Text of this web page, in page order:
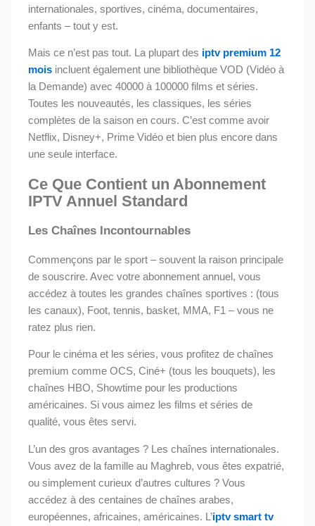
internationales, sportives, cinéma, documentaires,
enfants – tout y est.
Mais ce n’est pas tout. La plupart des iptv premium 12
mois incluent également une bibliothèque VOD (Vidéo à
la Demande) avec 40000 à 100000 films et séries.
Toutes les nouveautés, les classiques, les séries
complètes de la saison en cours. C’est comme avoir
Netflix, Disney+, Prime Vidéo et bien plus encore dans
une seule interface.
Ce Que Contient un Abonnement
IPTV Annuel Standard
Les Chaînes Incontournables
Commençons par le sport – souvent la raison principale
de souscrire. Avec votre abonnement annuel, vous
accédez à toutes les grandes chaînes sportives : (tous
les canaux), Foot, tennis, basket, MMA, F1 – vous ne
ratez plus rien.
Pour le cinéma et les séries, vous profitez de chaînes
premium comme OCS, Ciné+ (tous les bouquets), les
chaînes HBO, Showtime pour les productions
américaines. Si vous aimez les films et séries de
qualité, vous êtes servi.
L’un des gros avantages ? Les chaînes internationales.
Vous avez de la famille au Maghreb, vous êtes expatrié,
ou simplement curieux d’autres cultures ? Vous
accédez à des centaines de chaînes arabes,
européennes, africaines, américaines. L’iptv smart tv